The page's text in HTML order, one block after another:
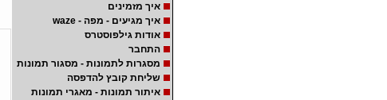
איך מזמינים
איך מגיעים - מפה - waze
אודות גילפוסטרס
התחבר
מסגרות לתמונות - מסגור תמונות
שליחת קובץ להדפסה
איתור תמונות - מאגרי תמונות